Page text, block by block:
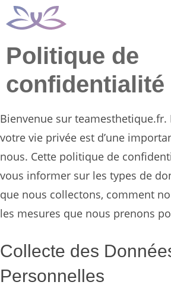
Aller
au
contenu
Politique de
confidentialité
Bienvenue sur
votre vie privée est d’une
nous. Cette politique de
vous informer sur les types de
que nous collectons, comment
les mesures que nous prenons
Collecte des
Personnelles